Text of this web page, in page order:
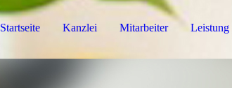
Startseite Kanzlei Mitarbeiter Leistung